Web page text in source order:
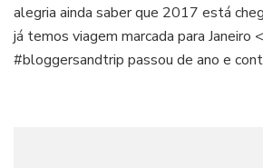
alegria ainda saber que 2017 está
já temos viagem marcada para Janeiro
#bloggersandtrip passou de ano e